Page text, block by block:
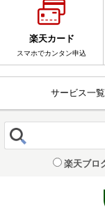
楽天カード
スマホでカンタン申込
サービス一覧
楽天ブロ